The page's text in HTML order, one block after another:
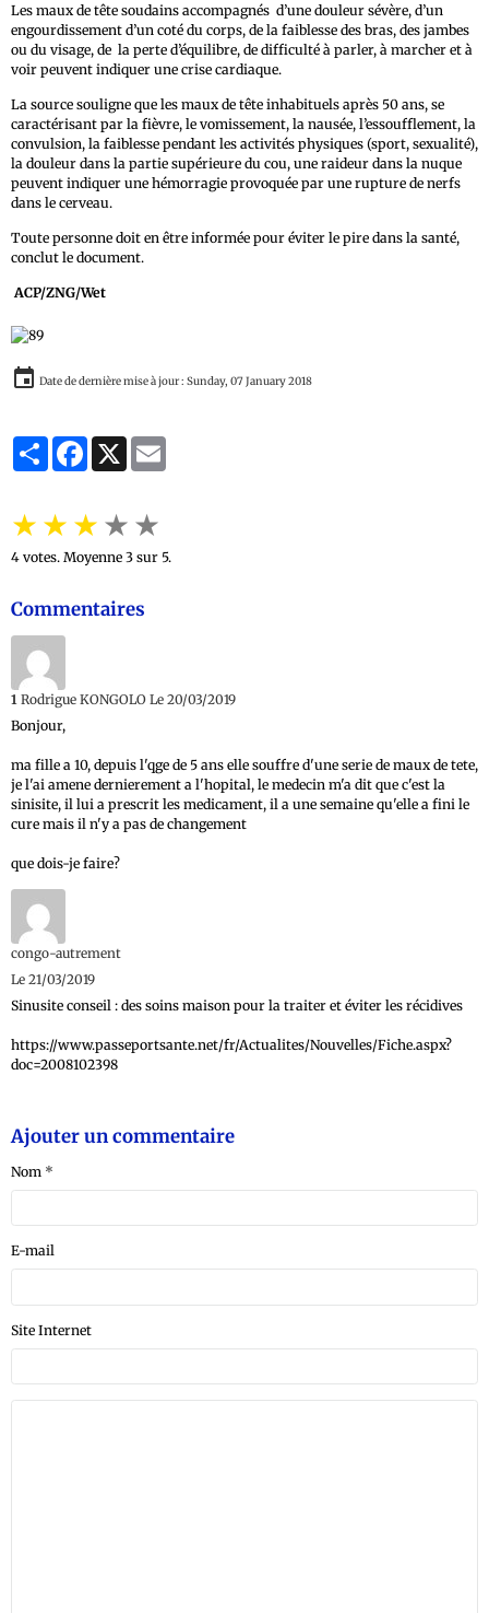
Les maux de tête soudains accompagnés d’une douleur sévère, d’un
engourdissement d’un coté du corps, de la faiblesse des bras, des jambes
ou du visage, de la perte d’équilibre, de difficulté à parler, à marcher et à
voir peuvent indiquer une crise cardiaque.
La source souligne que les maux de tête inhabituels après 50 ans, se
caractérisant par la fièvre, le vomissement, la nausée, l’essoufflement, la
convulsion, la faiblesse pendant les activités physiques (sport, sexualité),
la douleur dans la partie supérieure du cou, une raideur dans la nuque
peuvent indiquer une hémorragie provoquée par une rupture de nerfs
dans le cerveau.
Toute personne doit en être informée pour éviter le pire dans la santé,
conclut le document.
ACP/ZNG/Wet
Date de dernière mise à jour : Sunday, 07 January 2018
PartagerFacebook
X
★★★★★
4 votes. Moyenne 3 sur 5.
Commentaires
1 Rodrigue KONGOLO Le 20/03/2019
Bonjour,
ma fille a 10, depuis l'qge de 5 ans elle souffre d'une serie de maux de tete,
je l'ai amene dernierement a l'hopital, le medecin m'a dit que c'est la
sinisite, il lui a prescrit les medicament, il a une semaine qu'elle a fini le
cure mais il n'y a pas de changement
que dois-je faire?
congo-autrement
Le 21/03/2019
Sinusite conseil : des soins maison pour la traiter et éviter les récidives
https://www.passeportsante.net/fr/Actualites/Nouvelles/Fiche.aspx?
doc=2008102398
Ajouter un commentaire
Nom
E-mail
Site Internet